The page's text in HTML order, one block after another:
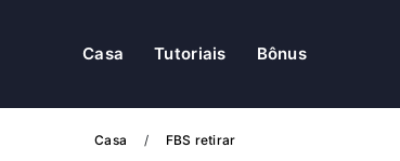
Casa Tutoriais Bônus
Casa FBS retirar